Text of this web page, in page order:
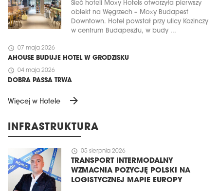
Sieć hoteli Moxy Hotels otworzyła pierwszy
obiekt na Węgrzech – Moxy Budapest
Downtown. Hotel powstał przy ulicy Kazinczy
w centrum Budapesztu, w budy ...
schedule 07 maja 2026
AHOUSE BUDUJE HOTEL W GRODZISKU
schedule 04 maja 2026
DOBRA PASSA TRWA
Więcej w Hotele arrow_forward
INFRASTRUKTURA
schedule 05 sierpnia 2026
TRANSPORT INTERMODALNY
WZMACNIA POZYCJĘ POLSKI NA
LOGISTYCZNEJ MAPIE EUROPY